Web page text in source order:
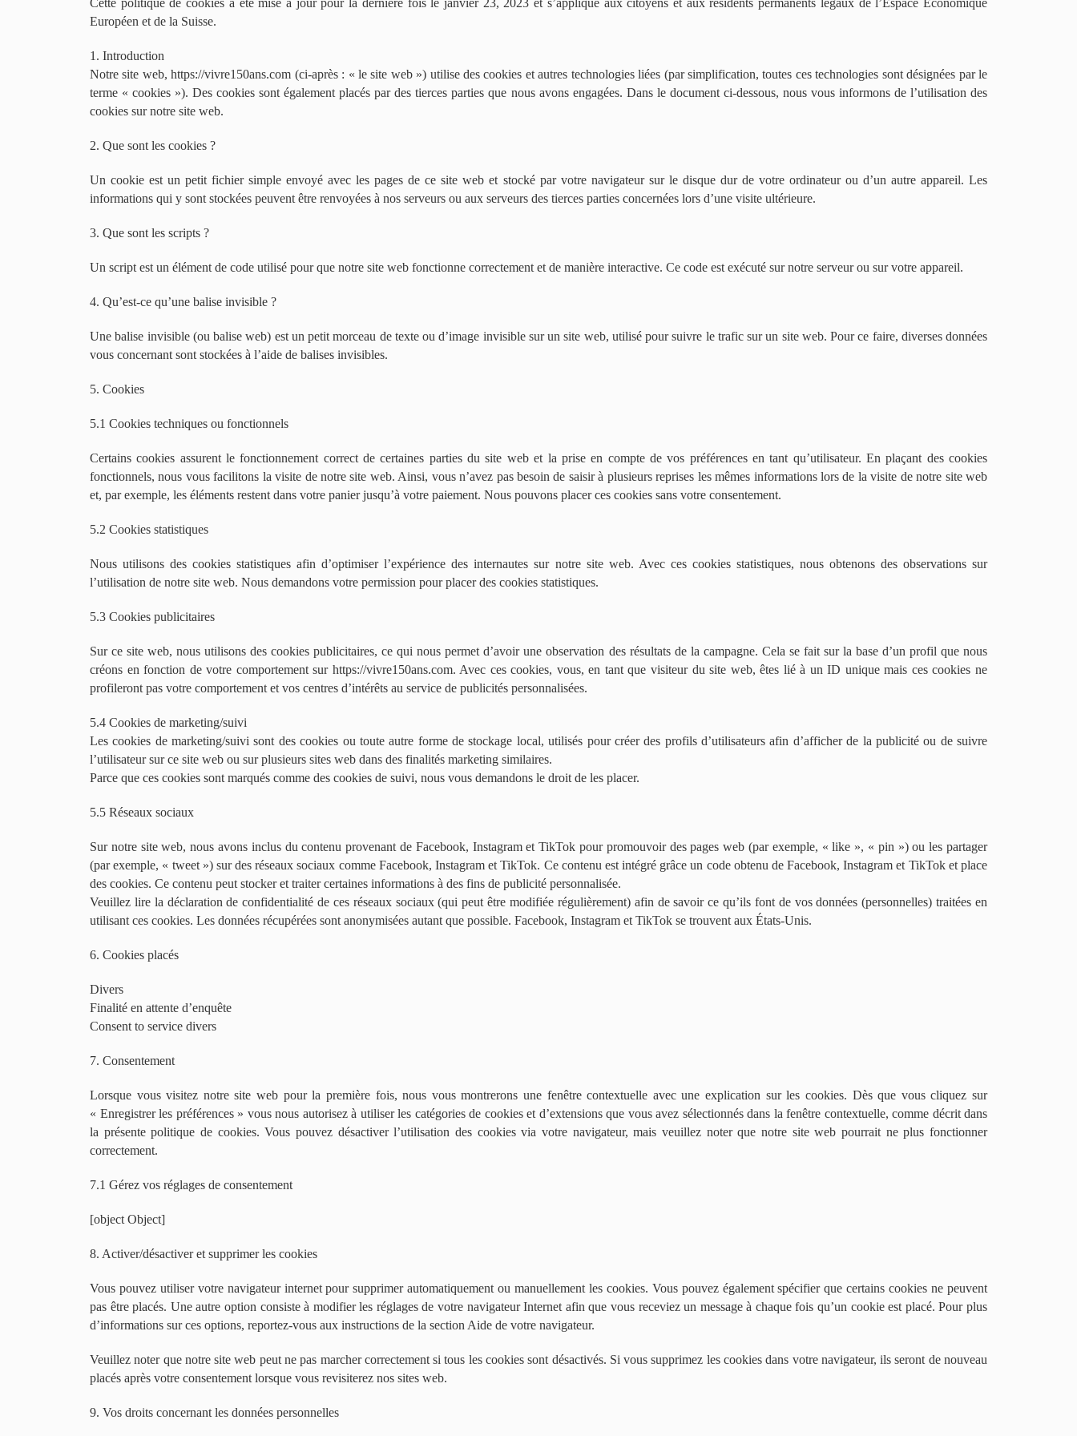
Cette politique de cookies a été mise à jour pour la dernière fois le janvier 23, 2023 et s’applique aux citoyens et aux résidents permanents légaux de l’Espace Économique
Européen et de la Suisse.
1. Introduction
Notre site web, https://vivre150ans.com (ci-après : « le site web ») utilise des cookies et autres technologies liées (par simplification, toutes ces technologies sont désignées par le
terme « cookies »). Des cookies sont également placés par des tierces parties que nous avons engagées. Dans le document ci-dessous, nous vous informons de l’utilisation des
cookies sur notre site web.
2. Que sont les cookies ?
Un cookie est un petit fichier simple envoyé avec les pages de ce site web et stocké par votre navigateur sur le disque dur de votre ordinateur ou d’un autre appareil. Les
informations qui y sont stockées peuvent être renvoyées à nos serveurs ou aux serveurs des tierces parties concernées lors d’une visite ultérieure.
3. Que sont les scripts ?
Un script est un élément de code utilisé pour que notre site web fonctionne correctement et de manière interactive. Ce code est exécuté sur notre serveur ou sur votre appareil.
4. Qu’est-ce qu’une balise invisible ?
Une balise invisible (ou balise web) est un petit morceau de texte ou d’image invisible sur un site web, utilisé pour suivre le trafic sur un site web. Pour ce faire, diverses données
vous concernant sont stockées à l’aide de balises invisibles.
5. Cookies
5.1 Cookies techniques ou fonctionnels
Certains cookies assurent le fonctionnement correct de certaines parties du site web et la prise en compte de vos préférences en tant qu’utilisateur. En plaçant des cookies
fonctionnels, nous vous facilitons la visite de notre site web. Ainsi, vous n’avez pas besoin de saisir à plusieurs reprises les mêmes informations lors de la visite de notre site web
et, par exemple, les éléments restent dans votre panier jusqu’à votre paiement. Nous pouvons placer ces cookies sans votre consentement.
5.2 Cookies statistiques
Nous utilisons des cookies statistiques afin d’optimiser l’expérience des internautes sur notre site web. Avec ces cookies statistiques, nous obtenons des observations sur
l’utilisation de notre site web. Nous demandons votre permission pour placer des cookies statistiques.
5.3 Cookies publicitaires
Sur ce site web, nous utilisons des cookies publicitaires, ce qui nous permet d’avoir une observation des résultats de la campagne. Cela se fait sur la base d’un profil que nous
créons en fonction de votre comportement sur https://vivre150ans.com. Avec ces cookies, vous, en tant que visiteur du site web, êtes lié à un ID unique mais ces cookies ne
profileront pas votre comportement et vos centres d’intérêts au service de publicités personnalisées.
5.4 Cookies de marketing/suivi
Les cookies de marketing/suivi sont des cookies ou toute autre forme de stockage local, utilisés pour créer des profils d’utilisateurs afin d’afficher de la publicité ou de suivre
l’utilisateur sur ce site web ou sur plusieurs sites web dans des finalités marketing similaires.
Parce que ces cookies sont marqués comme des cookies de suivi, nous vous demandons le droit de les placer.
5.5 Réseaux sociaux
Sur notre site web, nous avons inclus du contenu provenant de Facebook, Instagram et TikTok pour promouvoir des pages web (par exemple, « like », « pin ») ou les partager
(par exemple, « tweet ») sur des réseaux sociaux comme Facebook, Instagram et TikTok. Ce contenu est intégré grâce un code obtenu de Facebook, Instagram et TikTok et place
des cookies. Ce contenu peut stocker et traiter certaines informations à des fins de publicité personnalisée.
Veuillez lire la déclaration de confidentialité de ces réseaux sociaux (qui peut être modifiée régulièrement) afin de savoir ce qu’ils font de vos données (personnelles) traitées en
utilisant ces cookies. Les données récupérées sont anonymisées autant que possible. Facebook, Instagram et TikTok se trouvent aux États-Unis.
6. Cookies placés
Divers
Finalité en attente d’enquête
Consent to service divers
7. Consentement
Lorsque vous visitez notre site web pour la première fois, nous vous montrerons une fenêtre contextuelle avec une explication sur les cookies. Dès que vous cliquez sur
« Enregistrer les préférences » vous nous autorisez à utiliser les catégories de cookies et d’extensions que vous avez sélectionnés dans la fenêtre contextuelle, comme décrit dans
la présente politique de cookies. Vous pouvez désactiver l’utilisation des cookies via votre navigateur, mais veuillez noter que notre site web pourrait ne plus fonctionner
correctement.
7.1 Gérez vos réglages de consentement
[object Object]
8. Activer/désactiver et supprimer les cookies
Vous pouvez utiliser votre navigateur internet pour supprimer automatiquement ou manuellement les cookies. Vous pouvez également spécifier que certains cookies ne peuvent
pas être placés. Une autre option consiste à modifier les réglages de votre navigateur Internet afin que vous receviez un message à chaque fois qu’un cookie est placé. Pour plus
d’informations sur ces options, reportez-vous aux instructions de la section Aide de votre navigateur.
Veuillez noter que notre site web peut ne pas marcher correctement si tous les cookies sont désactivés. Si vous supprimez les cookies dans votre navigateur, ils seront de nouveau
placés après votre consentement lorsque vous revisiterez nos sites web.
9. Vos droits concernant les données personnelles